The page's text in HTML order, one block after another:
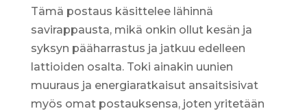
Tämä postaus käsittelee lähinnä
savirappausta, mikä onkin ollut kesän ja
syksyn pääharrastus ja jatkuu edelleen
lattioiden osalta. Toki ainakin uunien
muuraus ja energiaratkaisut ansaitsisivat
myös omat postauksensa, joten yritetään